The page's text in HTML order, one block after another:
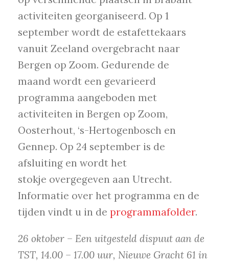
activiteiten georganiseerd. Op 1
september wordt de estafettekaars
vanuit Zeeland overgebracht naar
Bergen op Zoom. Gedurende de
maand wordt een gevarieerd
programma aangeboden met
activiteiten in Bergen op Zoom,
Oosterhout, ‘s-Hertogenbosch en
Gennep. Op 24 september is de
afsluiting en wordt het
stokje overgegeven aan Utrecht.
Informatie over het programma en de
tijden vindt u in de programmafolder.
26 oktober – Een uitgesteld dispuut aan de
TST, 14.00 – 17.00 uur, Nieuwe Gracht 61 in